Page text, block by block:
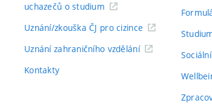
uchazečů o studium
Uznání/zkouška ČJ pro cizince
Uznání zahraničního vzdělání
Kontakty